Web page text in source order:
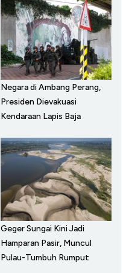
Negara di Ambang Perang,
Presiden Dievakuasi
Kendaraan Lapis Baja
Geger Sungai Kini Jadi
Hamparan Pasir, Muncul
Pulau-Tumbuh Rumput